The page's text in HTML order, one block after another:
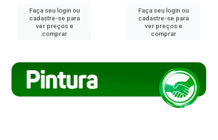
Faça seu login ou
cadastre-se para
ver preços e
comprar
Faça seu login ou
cadastre-se para
ver preços e
comprar